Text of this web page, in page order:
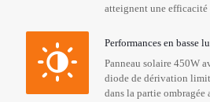
atteignent une
Performances en basse
Panneau solaire 450W
diode de dérivation
dans la partie